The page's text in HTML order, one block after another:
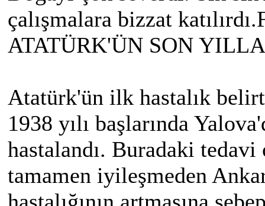
çalışmalara bizzat
ATATÜRK'ÜN SON
Atatürk'ün ilk hastalık
1938 yılı başlarında
hastalandı. Buradaki
tamamen iyileşmeden